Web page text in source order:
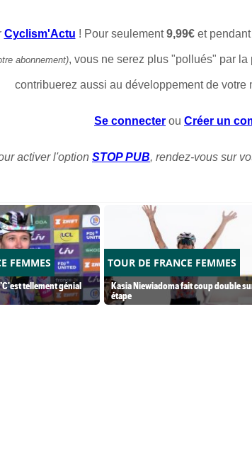
Cyclism'Actu ! Pour seulement9,99€et pendant
abonnement), vous ne serez plus "pollués" par la
contribuerez aussi au développement de votre
Se connecter ou Créer un
activer l'option STOP PUB, rendez-vous sur
FEMMES
tellement génial
TOUR DE FRANCE FEMMES
Kasia Niewiadoma fait coup double
étape